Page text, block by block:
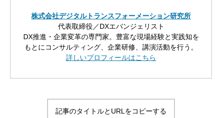
株式会社デジタルトランスフォーメーション研究所
代表取締役／DXエバンジェリスト
DX推進・企業変革の専門家。豊富な現場経験と実践知を
もとにコンサルティング、企業研修、講演活動を行う。
詳しいプロフィールはこちら
記事のタイトルとURLをコピーする